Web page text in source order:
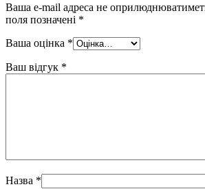
Ваша e-mail адреса не
поля позначені *
Ваша оцінка *
Ваш відгук *
Назва *